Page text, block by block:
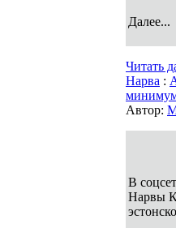
Далее...
Читать
Нарва :
Автор:
В
Нарвы